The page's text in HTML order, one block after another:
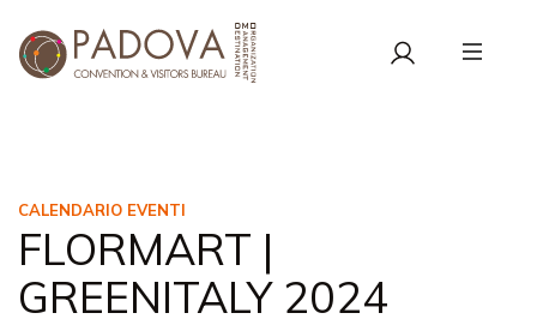
CALENDARIO EVENTI
FLORMART |
GREENITALY 2024